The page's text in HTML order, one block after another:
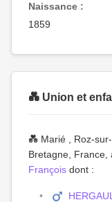
Naissance :
1859
💑 Union et
💑 Marié , Roz-
Bretagne, France,
François dont :